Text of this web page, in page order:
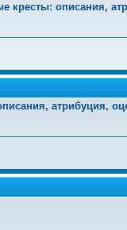
кресты: описания,
атрибуция,